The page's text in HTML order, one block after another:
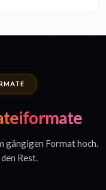
gängigen Format hoch.
Rest.